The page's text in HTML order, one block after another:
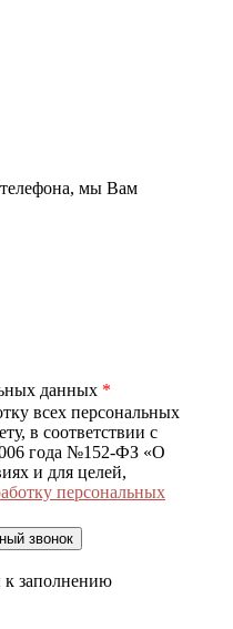
мы Вам
данных *
всех персональных
в соответствии с
года №152-ФЗ «О
и для целей,
персональных
к заполнению